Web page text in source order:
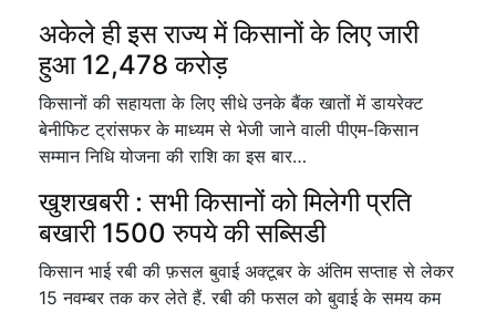
अकेले ही इस राज्य में किसानों के लिए जारी
हुआ 12,478 करोड़
किसानों की सहायता के लिए सीधे उनके बैंक खातों में डायरेक्ट
बेनीफिट ट्रांसफर के माध्यम से भेजी जाने वाली पीएम-किसान
सम्मान निधि योजना की राशि का इस बार…
खुशखबरी : सभी किसानों को मिलेगी प्रति
बखारी 1500 रुपये की सब्सिडी
किसान भाई रबी की फ़सल बुवाई अक्टूबर के अंतिम सप्ताह से लेकर
15 नवम्बर तक कर लेते हैं. रबी की फसल को बुवाई के समय कम